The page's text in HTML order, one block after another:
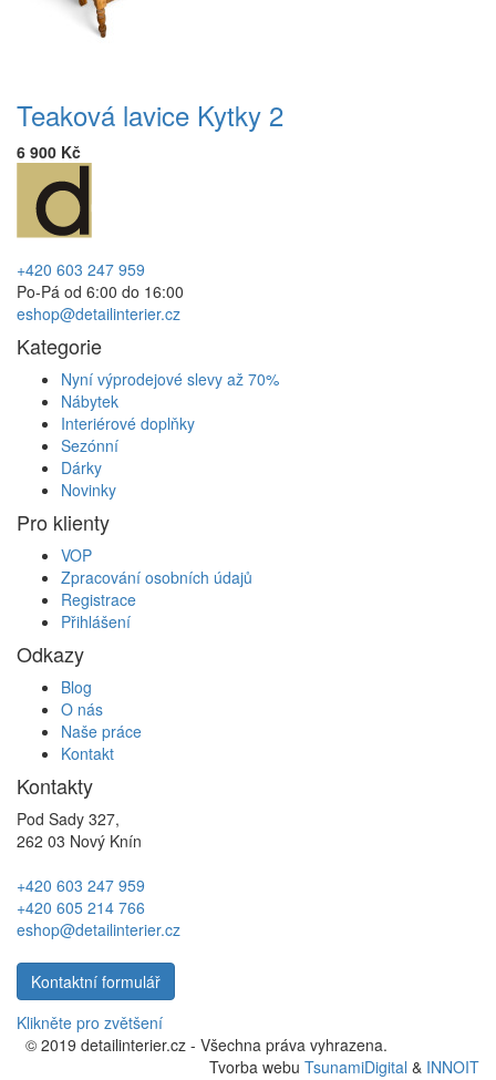
Teaková lavice Kytky 2
6 900 Kč
+420 603 247 959
Po-Pá od 6:00 do 16:00
eshop@detailinterier.cz
Kategorie
Nyní výprodejové slevy až 70%
Nábytek
Interiérové doplňky
Sezónní
Dárky
Novinky
Pro klienty
VOP
Zpracování osobních údajů
Registrace
Přihlášení
Odkazy
Blog
O nás
Naše práce
Kontakt
Kontakty
Pod Sady 327,
262 03 Nový Knín
+420 603 247 959
+420 605 214 766
eshop@detailinterier.cz
Kontaktní formulář
Klikněte pro zvětšení
© 2019 detailinterier.cz - Všechna práva vyhrazena.
Tvorba webu TsunamiDigital & INNOIT